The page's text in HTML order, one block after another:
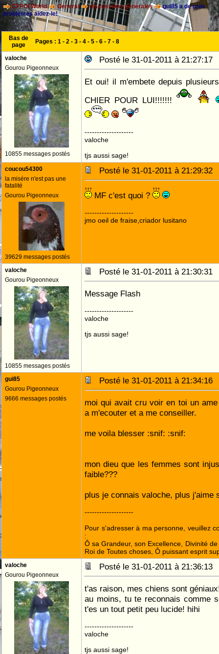
CFPOI World General discussions générales
gui85 a de gros
problèmes aidez-le!
Bas de
page
Pages : 1 - 2 - 3 - 4 - 5 - 6 - 7 - 8
valoche
Gourou Pigeonneux
10855 messages postés
Posté le 31-01-2011 à
Et oui! il m'embete depuis
CHIER POUR LUI!!!!!!!
--------------------
valoche
tjs aussi sage!
coucou54300
la misére n'est pas une
fatalité
Gourou Pigeonneux
39629 messages postés
Posté le 31-01-2011 à
MF c'est quoi ?
--------------------
jmo oeil de fraise,criador lusitano
valoche
Gourou Pigeonneux
10855 messages postés
Posté le 31-01-2011 à
Message Flash
--------------------
valoche
tjs aussi sage!
gui85
Gourou Pigeonneux
9666 messages postés
Posté le 31-01-2011 à
moi qui avait cru voir en toi un
a m'ecouter et a me conseiller.
me voila blesser :snif: :snif:
mon dieu que les femmes sont
faible???
plus je connais valoche, plus j'aime
--------------------
Pour s'adresser à ma personne, veuillez
:
Ô sa Grandeur, son Excellence, Divinité
Roi de Toutes choses, Ô puissant esprit
valoche
Gourou Pigeonneux
Posté le 31-01-2011 à
t'as raison, mes chiens sont
au moins, tu te reconnais comme
t'es un tout petit peu lucide! hihi
--------------------
valoche
tjs aussi sage!